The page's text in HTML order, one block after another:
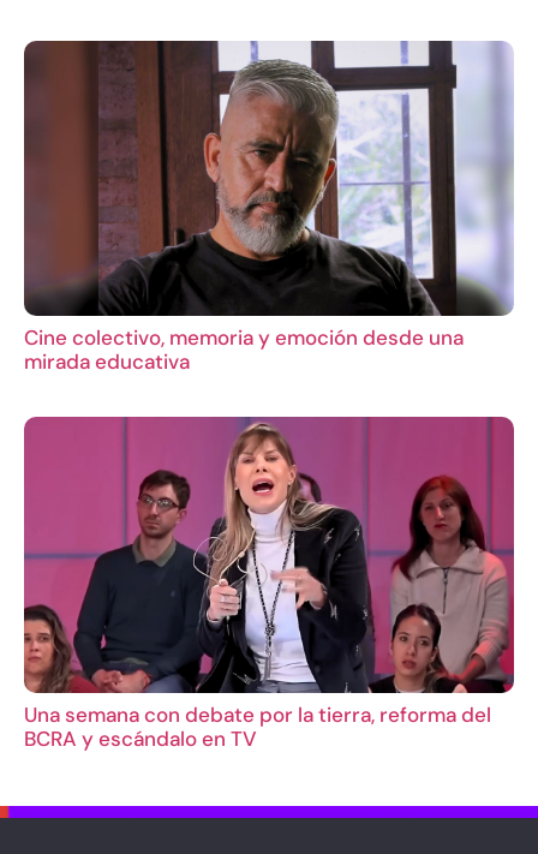
Cine colectivo, memoria y emoción desde una
mirada educativa
Una semana con debate por la tierra, reforma del
BCRA y escándalo en TV